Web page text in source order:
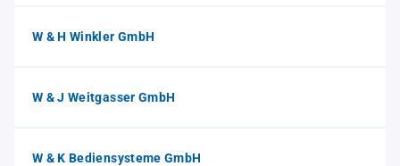
W & H Winkler GmbH
W & J Weitgasser GmbH
W & K Bediensysteme GmbH